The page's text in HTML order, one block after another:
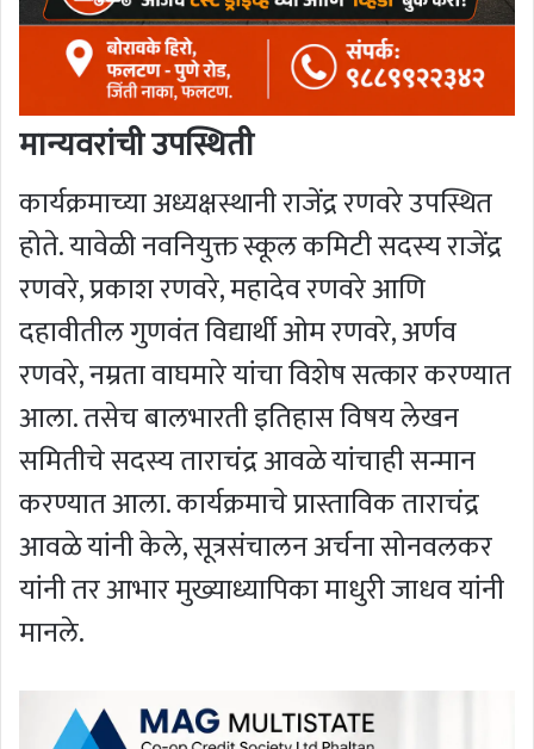
मान्यवरांची उपस्थिती
कार्यक्रमाच्या अध्यक्षस्थानी राजेंद्र रणवरे उपस्थित
होते. यावेळी नवनियुक्त स्कूल कमिटी सदस्य राजेंद्र
रणवरे, प्रकाश रणवरे, महादेव रणवरे आणि
दहावीतील गुणवंत विद्यार्थी ओम रणवरे, अर्णव
रणवरे, नम्रता वाघमारे यांचा विशेष सत्कार करण्यात
आला. तसेच बालभारती इतिहास विषय लेखन
समितीचे सदस्य ताराचंद्र आवळे यांचाही सन्मान
करण्यात आला. कार्यक्रमाचे प्रास्ताविक ताराचंद्र
आवळे यांनी केले, सूत्रसंचालन अर्चना सोनवलकर
यांनी तर आभार मुख्याध्यापिका माधुरी जाधव यांनी
मानले.